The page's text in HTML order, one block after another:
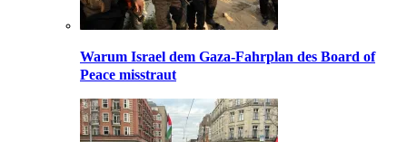
Warum Israel dem Gaza-Fahrplan des Board of
Peace misstraut